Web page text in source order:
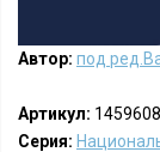
Автор: под
Артикул: 1459608
Серия: